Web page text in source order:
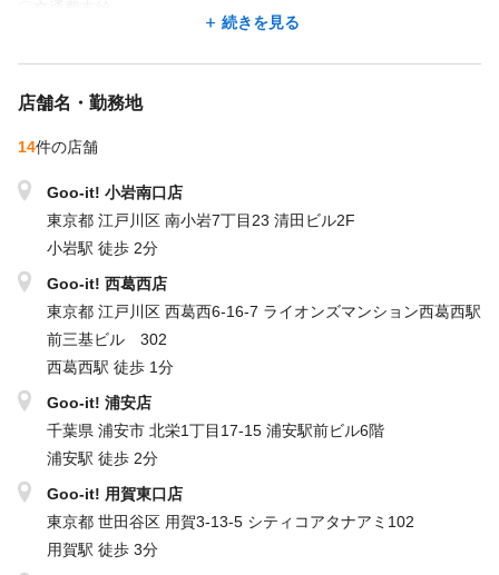
※給与・諸条件は店舗により異なりますので、各店舗ページをご
確認ください。
続きを見る
店舗名・勤務地
14件の店舗
Goo-it! 小岩南口店
東京都 江戸川区 南小岩7丁目23 清田ビル2F
小岩駅 徒歩 2分
Goo-it! 西葛西店
東京都 江戸川区 西葛西6-16-7 ライオンズマンション西葛西駅
前三基ビル 302
西葛西駅 徒歩 1分
Goo-it! 浦安店
千葉県 浦安市 北栄1丁目17‐15 浦安駅前ビル6階
浦安駅 徒歩 2分
Goo-it! 用賀東口店
東京都 世田谷区 用賀3-13-5 シティコアタナアミ102
用賀駅 徒歩 3分